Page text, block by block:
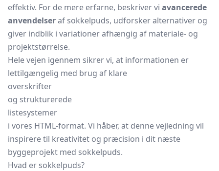
effektiv. For de mere erfarne, beskriver vi avancerede
anvendelseraf sokkelpuds, udforsker alternativer og
giver indblik i variationer afhængig af materiale- og
projektstørrelse.
Hele vejen igennem sikrer vi, at informationen er
lettilgængelig med brug af klare
overskrifter
og strukturerede
listesystemer
i vores HTML-format. Vi håber, at denne vejledning vil
inspirere til kreativitet og præcision i dit næste
byggeprojekt med sokkelpuds.
Hvad er sokkelpuds?